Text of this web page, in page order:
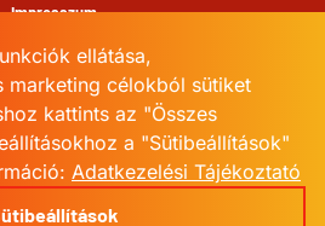
Impresszum
Tájékoztató
szabályzat
Sütibeállítások
ellátása,
marketing célokból sütiket
kattints az "Összes
a "Sütibeállítások"
Adatkezelési Tájékoztató